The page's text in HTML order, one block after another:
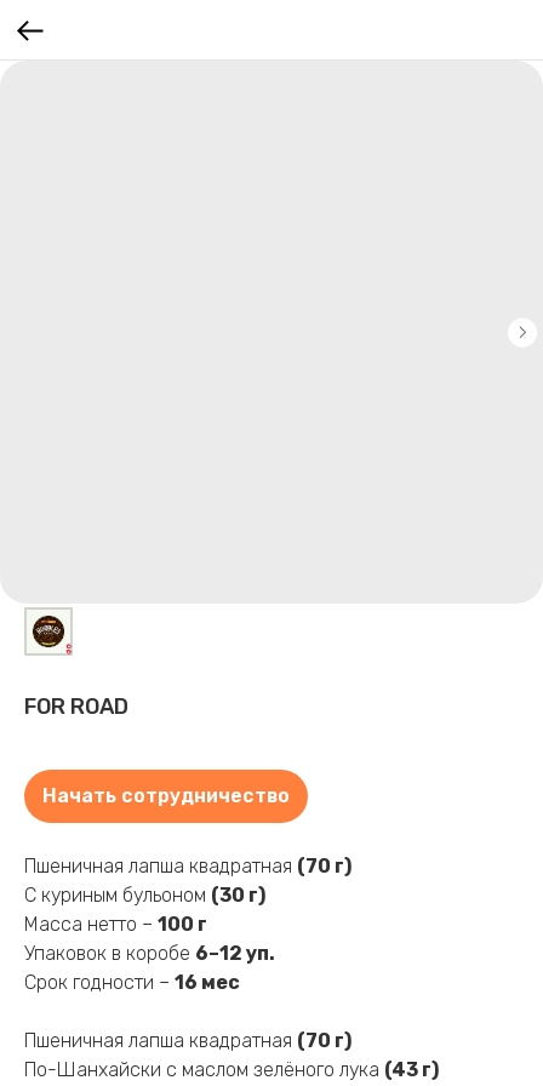
FOR ROAD
Начать сотрудничество
Пшеничная лапша квадратная (70 г)
C куриным бульоном (30 г)
Масса нетто – 100 г
Упаковок в коробе 6–12 уп.
Cрок годности – 16 мес
Пшеничная лапша квадратная (70 г)
По-Шанхайски с маслом зелёного лука (43 г)